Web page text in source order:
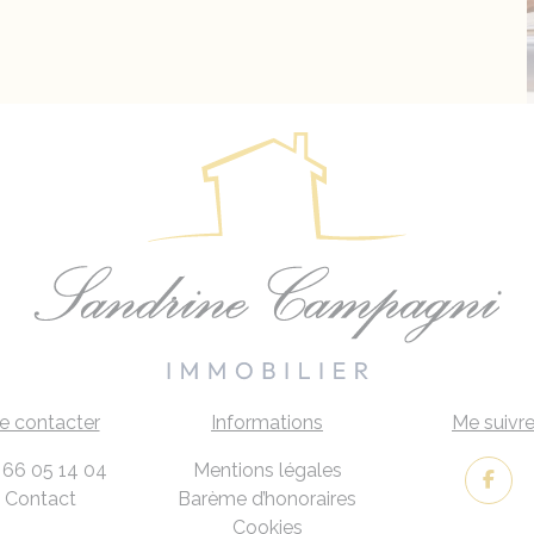
contacter
05 14 04
Contact
Informations
Mentions légales
Barème d’honoraires
Cookies
Me suivre